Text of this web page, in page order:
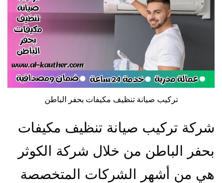
تركيب صيانة تنظيف مكيفات بحفر الباطن
شركة تركيب صيانة تنظيف مكيفات
بحفر الباطن من خلال شركة الكوثر
هي من أشهر الشركات المتخصصة